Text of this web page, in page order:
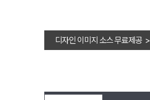
디자인 이미지 소스 무료제공 >